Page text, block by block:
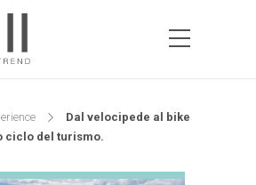
Dal velocipede al bike
ciclo del turismo.